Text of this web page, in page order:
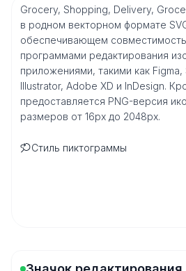
Grocery, Shopping, Delivery,
в родном векторном формате
обеспечивающем
программами редактирования
приложениями, такими как Figma,
Illustrator, Adobe XD и InDesign.
предоставляется PNG-версия
размеров от 16px до 2048px.
Стиль пиктограммы